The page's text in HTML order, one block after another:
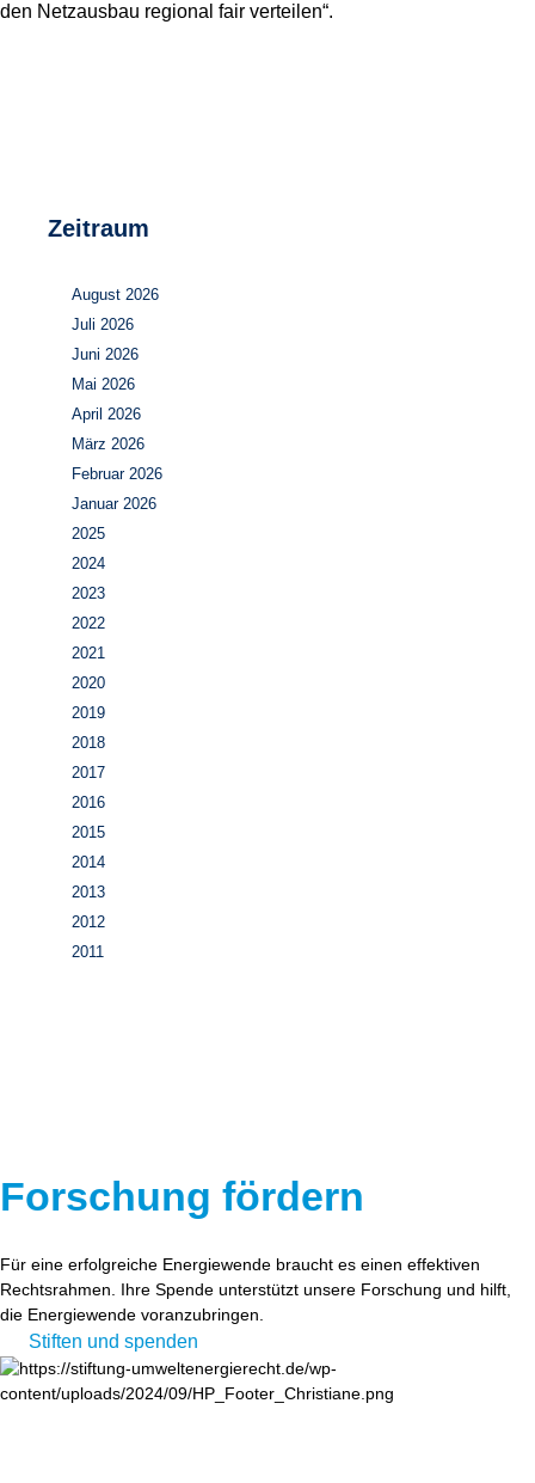
den Netzausbau regional fair verteilen“.
Zeitraum
August 2026
Juli 2026
Juni 2026
Mai 2026
April 2026
März 2026
Februar 2026
Januar 2026
2025
2024
2023
2022
2021
2020
2019
2018
2017
2016
2015
2014
2013
2012
2011
Forschung fördern
Für eine erfolgreiche Energiewende braucht es einen effektiven
Rechtsrahmen. Ihre Spende unterstützt unsere Forschung und hilft,
die Energiewende voranzubringen.
Stiften und spenden